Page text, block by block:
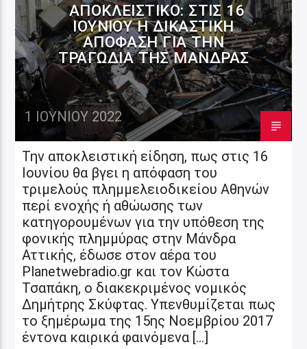
ΑΠΟΚΛΕΙΣΤΙΚΟ: ΣΤΙΣ 16
ΙΟΥΝΊΟΥ Η ΔΙΚΑΣΤΙΚΉ
ΑΠΌΦΑΣΗ ΓΙΑ ΤΗΝ
ΤΡΑΓΩΔΊΑ ΤΗΣ ΜΆΝΔΡΑΣ
1 ΙΟΥΝΊΟΥ 2022
Την αποκλειστική είδηση, πως στις 16
Ιουνίου θα βγει η απόφαση του
τριμελούς πλημμελειοδικείου Αθηνών
περί ενοχής ή αθώωσης των
κατηγορουμένων για την υπόθεση της
φονικής πλημμύρας στην Μάνδρα
Αττικής, έδωσε στον αέρα του
Planetwebradio.gr και τον Κώστα
Τσαπάκη, ο διακεκριμένος νομικός
Δημήτρης Σκύφτας. Υπενθυμίζεται πως
το ξημέρωμα της 15ης Νοεμβρίου 2017
έντονα καιρικά φαινόμενα […]